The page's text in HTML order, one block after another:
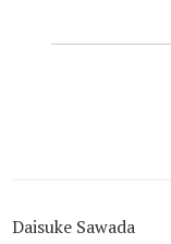
Daisuke Sawada